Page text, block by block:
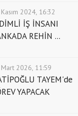
2024, 16:32
İŞ İNSANI
REHİN ...
2026, 11:59
TAYEM'de
YAPACAK